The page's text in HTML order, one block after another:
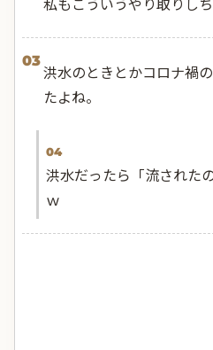
03
洪水のときとかコロナ禍
たよね。
04
洪水だったら「流された
ｗ